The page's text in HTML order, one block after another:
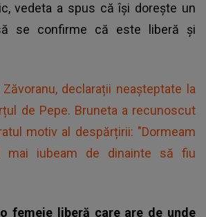
vedeta a spus că își dorește un
se confirme că este liberă și
Zăvoranu, declarații neaşteptate la
de Pepe. Bruneta a recunoscut
motiv al despărțirii: "Dormeam
mai iubeam de dinainte să fiu
femeie liberă care are de unde